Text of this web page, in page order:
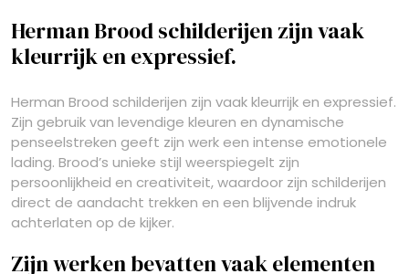
Herman Brood schilderijen zijn vaak
kleurrijk en expressief.
Herman Brood schilderijen zijn vaak kleurrijk en expressief.
Zijn gebruik van levendige kleuren en dynamische
penseelstreken geeft zijn werk een intense emotionele
lading. Brood’s unieke stijl weerspiegelt zijn
persoonlijkheid en creativiteit, waardoor zijn schilderijen
direct de aandacht trekken en een blijvende indruk
achterlaten op de kijker.
Zijn werken bevatten vaak elementen